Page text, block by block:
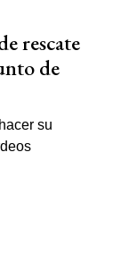
rescate
de